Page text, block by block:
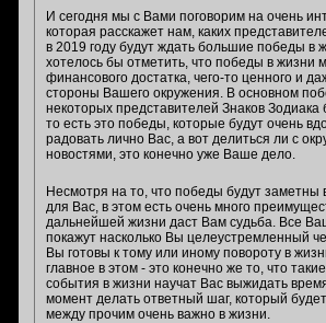
И сегодня мы с Вами поговорим на очень
которая расскажет нам, каких
в 2019 году будут ждать большие победы в
хотелось бы отметить, что победы в жизни
финансового достатка, чего-то ценного и
стороны Вашего окружения. В основном
некоторых представителей Знаков Зодиака
то есть это победы, которые будут очень
радовать лично Вас, а вот делиться ли с
новостями, это конечно уже Ваше дело.
Несмотря на то, что победы будут заметны
для Вас, в этом есть очень много
дальнейшей жизни даст Вам судьба. Все
покажут насколько Вы целеустремленный
Вы готовы к тому или иному повороту в
главное в этом - это конечно же то, что
события в жизни научат Вас выжидать
момент делать ответный шаг, который
между прочим очень важно в жизни.